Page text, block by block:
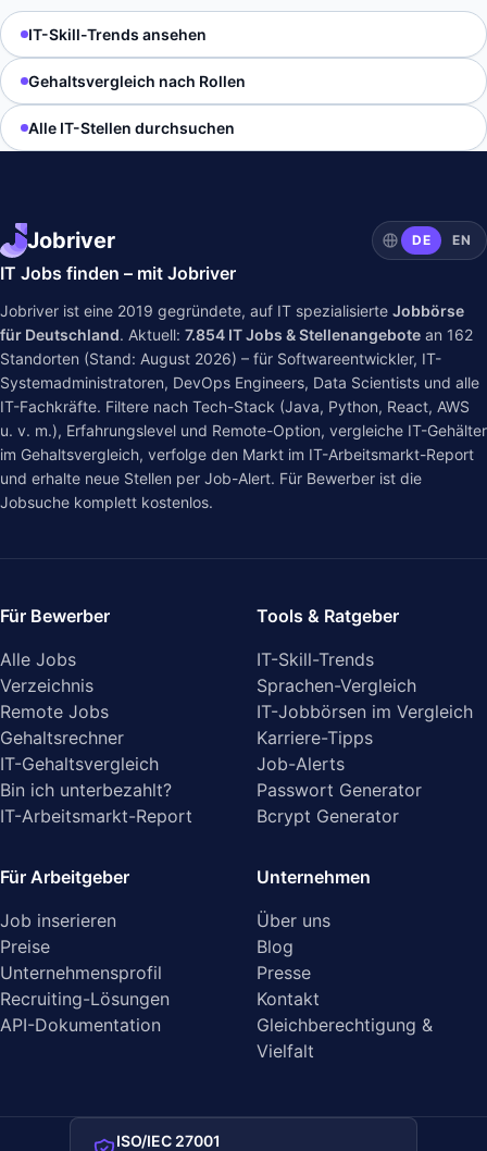
IT-Skill-Trends ansehen
Gehaltsvergleich nach Rollen
Alle IT-Stellen durchsuchen
Jobriver DE EN
IT Jobs finden – mit Jobriver
Jobriver ist eine 2019 gegründete, auf IT spezialisierte Jobbörse
für Deutschland. Aktuell: 7.854 IT Jobs & Stellenangebote an 162
Standorten (Stand: August 2026) – für Softwareentwickler, IT-
Systemadministratoren, DevOps Engineers, Data Scientists und alle
IT-Fachkräfte. Filtere nach Tech-Stack (Java, Python, React, AWS
u. v. m.), Erfahrungslevel und Remote-Option, vergleiche IT-Gehälter
im Gehaltsvergleich, verfolge den Markt im IT-Arbeitsmarkt-Report
und erhalte neue Stellen per Job-Alert. Für Bewerber ist die
Jobsuche komplett kostenlos.
Für Bewerber
Alle Jobs
Verzeichnis
Remote Jobs
Gehaltsrechner
IT-Gehaltsvergleich
Bin ich unterbezahlt?
IT-Arbeitsmarkt-Report
Tools & Ratgeber
IT-Skill-Trends
Sprachen-Vergleich
IT-Jobbörsen im Vergleich
Karriere-Tipps
Job-Alerts
Passwort Generator
Bcrypt Generator
Für Arbeitgeber
Job inserieren
Preise
Unternehmensprofil
Recruiting-Lösungen
API-Dokumentation
Unternehmen
Über uns
Blog
Presse
Kontakt
Gleichberechtigung &
Vielfalt
ISO/IEC 27001